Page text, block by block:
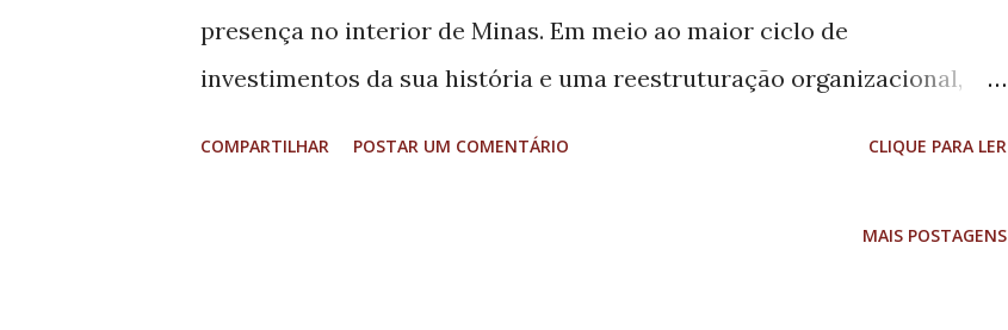
presença no interior de Minas. Em meio ao maior ciclo de
investimentos da sua história e uma reestruturação organizacional,
COMPARTILHAR POSTAR UM COMENTÁRIO CLIQUE PARA LER
MAIS POSTAGENS